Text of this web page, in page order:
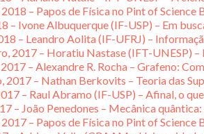
– Papos de Física no Pint of Science
– Ivone Albuquerque (IF-USP) – Em
– Leandro Aolita (IF-UFRJ) –
2017 – Horatiu Nastase (IFT-UNESP)
– Alexandre R. Rocha – Grafeno:
2017 – Nathan Berkovits – Teoria das
– Raul Abramo (IF-USP) – Afinal, o
– João Penedones – Mecânica
– Papos de Física no Pint of Science